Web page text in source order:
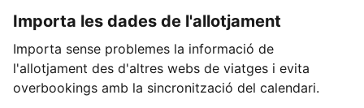
Importa les dades de l'allotjament
Importa sense problemes la informació de
l'allotjament des d'altres webs de viatges i evita
overbookings amb la sincronització del calendari.